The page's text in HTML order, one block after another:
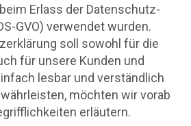
Erlass der Datenschutz-
GVO) verwendet wurden.
soll sowohl für die
für unsere Kunden und
lesbar und verständlich
möchten wir vorab
erläutern.